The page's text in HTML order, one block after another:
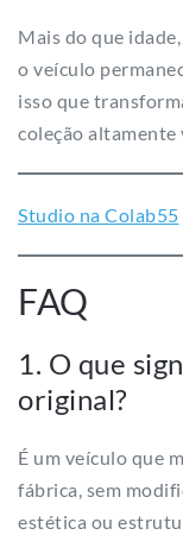
Mais do que
o veículo
isso que
coleção altamente
Studio na Colab55
FAQ
1. O que
original?
É um veículo que
fábrica, sem
estética ou